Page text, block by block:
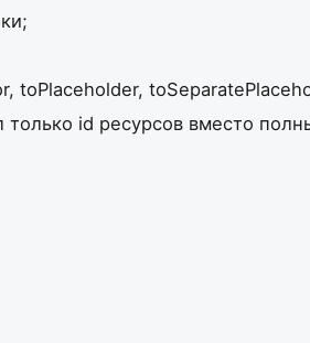
toPlaceholder,
id ресурсов вместо